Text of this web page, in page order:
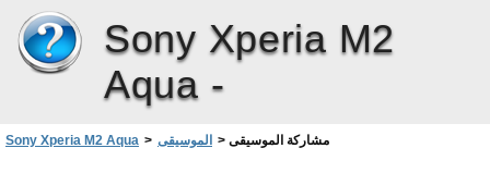
Sony Xperia M2
Aqua -
Sony Xperia M2 Aqua > الموسيقى > مشاركة الموسيقى